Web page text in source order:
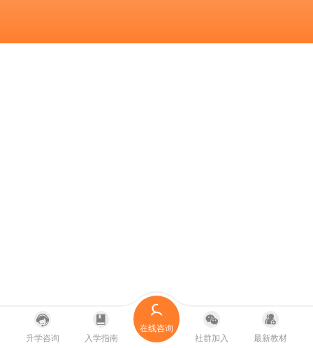
升学咨询 入学指南
在线咨询
社群加入
最新教材